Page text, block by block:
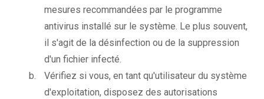
mesures recommandées par le programme
antivirus installé sur le système. Le plus souvent,
il s'agit de la désinfection ou de la suppression
d'un fichier infecté.
Vérifiez si vous, en tant qu'utilisateur du système
d'exploitation, disposez des autorisations